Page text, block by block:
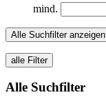
mind.
Alle Suchfilter anzeigen
alle Filter
Alle Suchfilter